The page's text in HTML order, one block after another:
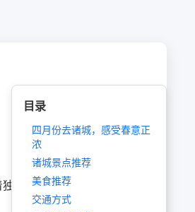
特的魅力，融合了传统与
目录
四月份去诸城，感受春意正
浓
诸城景点推荐
美食推荐
交通方式